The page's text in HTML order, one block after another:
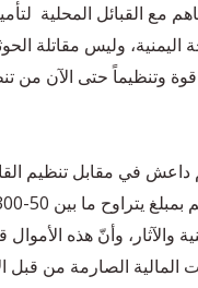
مع القبائل المحلية
وليس مقاتلة
وتنظيماً حتى الآن من
في مقابل تنظيم
والآثار، وأنّ هذه
المالية الصارمة من قبل